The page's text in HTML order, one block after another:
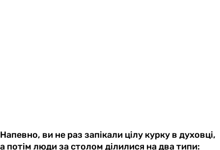
Напевно, ви не раз запікали цілу курку в духовці,
а потім люди за столом ділилися на два типи: